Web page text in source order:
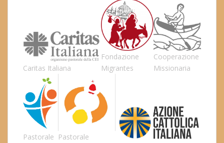
Caritas Italiana
Fondazione
Migrantes
Cooperazione
Missionaria
Pastorale Pastorale